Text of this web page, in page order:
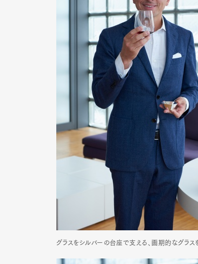
グラスをシルバーの台座で支える、画期的なグラス